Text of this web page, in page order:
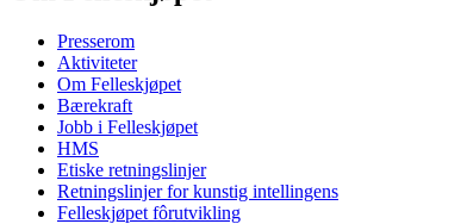
Presserom
Aktiviteter
Om Felleskjøpet
Bærekraft
Jobb i Felleskjøpet
HMS
Etiske retningslinjer
Retningslinjer for kunstig intellingens
Felleskjøpet fôrutvikling